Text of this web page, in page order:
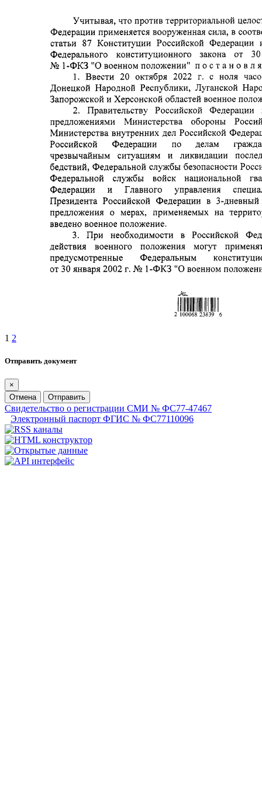
1 2
Отправить документ
×
Отмена
Отправить
Свидетельство о регистрации СМИ № ФС77-47467
Электронный паспорт ФГИС № ФС77110096